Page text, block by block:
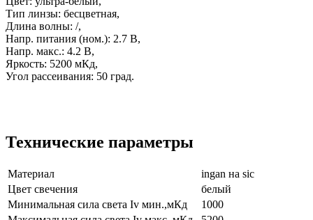
Тип линзы: бесцветная,
Длина волны: /,
Напр. питания (ном.): 2.7 В,
Напр. макс.: 4.2 В,
Яркость: 5200 мКд,
Угол рассеивания: 50 град.
Технические параметры
Материал
ingan на sic
Цвет свечения
белый
Минимальная сила света Iv мин.,мКд
1000